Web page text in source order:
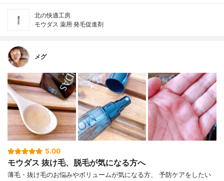
北の快適工房
モウダス 薬用 発毛促進剤
メグ
5.00
モウダス 抜け毛、脱毛が気になる方へ
薄毛・抜け毛のお悩みやボリュームが気になる方、 予防ケアをしたい